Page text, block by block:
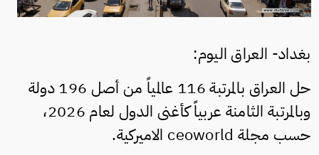
بغداد- العراق اليوم:
حل العراق بالمرتبة 116 عالمياً من أصل 196 دولة
وبالمرتبة الثامنة عربياً كأغنى الدول لعام 2026،
حسب مجلة ceoworld الاميركية.